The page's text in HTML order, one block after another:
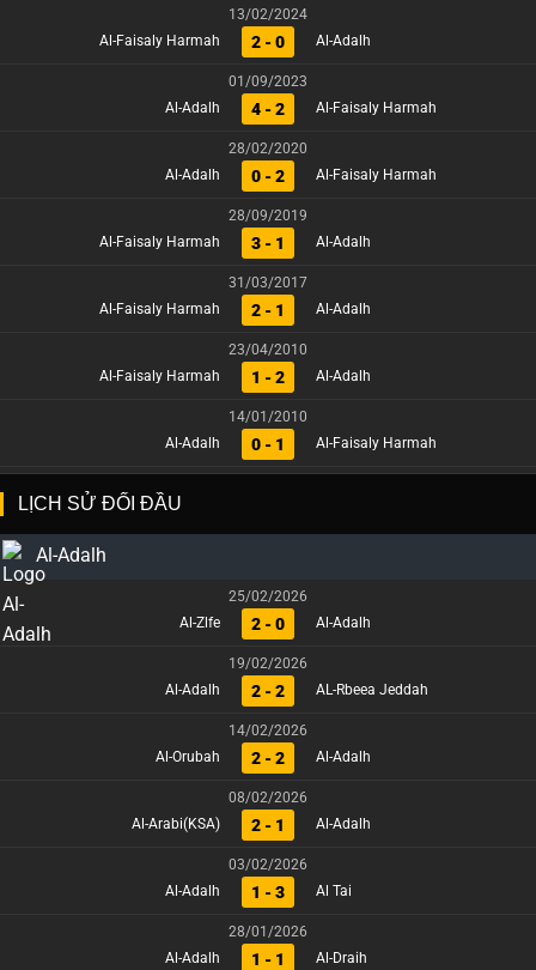
13/02/2024
Al-Faisaly Harmah
2 - 0 Al-Adalh
01/09/2023
Al-Adalh
4 - 2 Al-Faisaly Harmah
28/02/2020
Al-Adalh
0 - 2 Al-Faisaly Harmah
28/09/2019
Al-Faisaly Harmah
3 - 1 Al-Adalh
31/03/2017
Al-Faisaly Harmah
2 - 1 Al-Adalh
23/04/2010
Al-Faisaly Harmah
1 - 2 Al-Adalh
14/01/2010
Al-Adalh
0 - 1 Al-Faisaly Harmah
LỊCH SỬ ĐỐI ĐẦU
Al-Adalh
25/02/2026
Al-Zlfe
2 - 0 Al-Adalh
19/02/2026
Al-Adalh
2 - 2 AL-Rbeea Jeddah
14/02/2026
Al-Orubah
2 - 2 Al-Adalh
08/02/2026
Al-Arabi(KSA)
2 - 1 Al-Adalh
03/02/2026
Al-Adalh
1 - 3 Al Tai
28/01/2026
Al-Adalh
1 - 1 Al-Draih